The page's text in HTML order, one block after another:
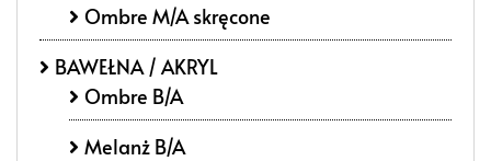
Ombre M/A skręcone
BAWEŁNA / AKRYL
Ombre B/A
Melanż B/A